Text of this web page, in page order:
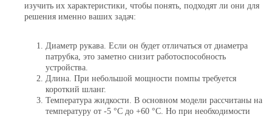
изучить их характеристики, чтобы понять, подходят ли они для
решения именно ваших задач:
Диаметр рукава. Если он будет отличаться от диаметра
патрубка, это заметно снизит работоспособность
устройства.
Длина. При небольшой мощности помпы требуется
короткий шланг.
Температура жидкости. В основном модели рассчитаны на
температуру от -5 °С до +60 °С. Но при необходимости